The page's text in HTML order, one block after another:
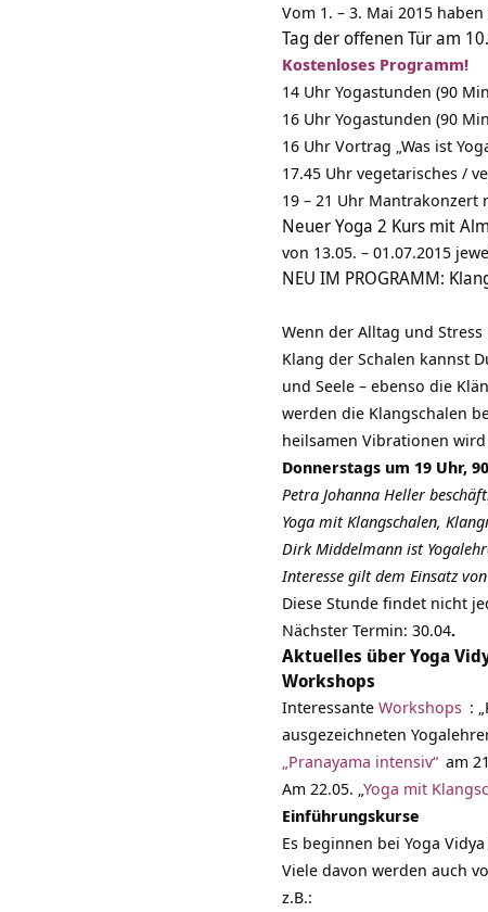
Vom 1. – 3. Mai 2015
Tag der offenen Tür am
Kostenloses Programm!
14 Uhr Yogastunden (90
16 Uhr Yogastunden (90
16 Uhr Vortrag „Was ist
17.45 Uhr vegetarisches /
19 – 21 Uhr Mantrakonzert
Neuer Yoga 2 Kurs mit
von 13.05. – 01.07.2015
NEU IM PROGRAMM:
Wenn der Alltag und
Klang der Schalen kannst
und Seele – ebenso die
werden die Klangschalen
heilsamen Vibrationen
Donnerstags um 19 Uhr,
Petra Johanna Heller
Yoga mit Klangschalen,
Dirk Middelmann ist
Interesse gilt dem Einsatz
Diese Stunde findet nicht
Nächster Termin: 30.04.
Aktuelles über Yoga
Workshops
Interessante Workshops :
ausgezeichneten
„Pranayama intensiv“ am
Am 22.05. „Yoga mit
Einführungskurse
Es beginnen bei Yoga
Viele davon werden auch
z.B.: